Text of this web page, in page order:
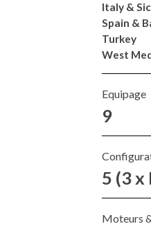
Italy &
Spain &
Turkey
West
Equipage
9
5 (3 x
Moteurs